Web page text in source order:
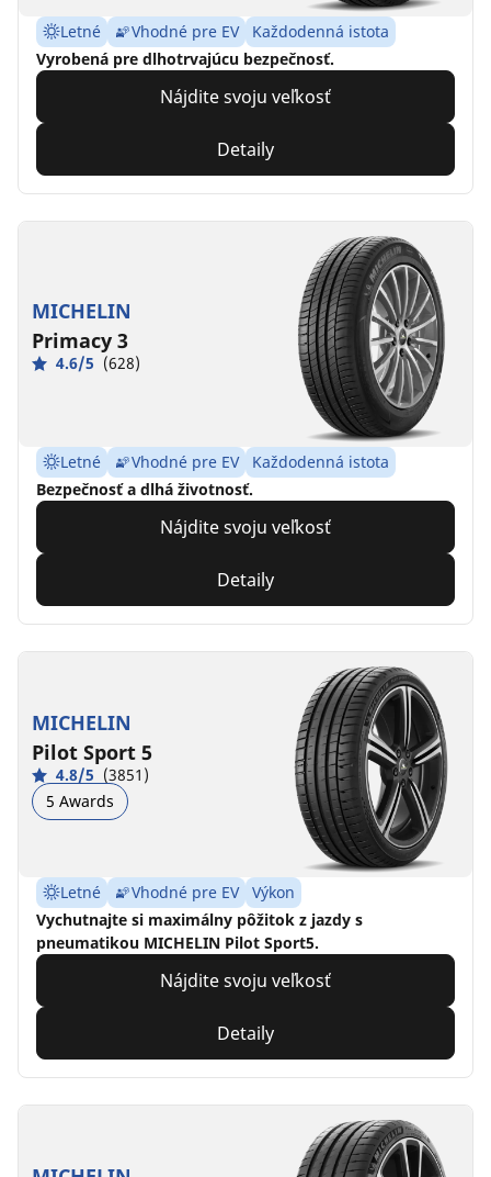
Letné Vhodné pre EV
Každodenná istota
Vyrobená pre dlhotrvajúcu bezpečnosť.
Nájdite svoju veľkosť
Detaily
MICHELIN
Primacy 3
4.6/5 (628)
Letné Vhodné pre EV
Každodenná istota
Bezpečnosť a dlhá životnosť.
Nájdite svoju veľkosť
Detaily
MICHELIN
Pilot Sport 5
4.8/5 (3851)
5 Awards
Letné Vhodné pre EV
Výkon
Vychutnajte si maximálny pôžitok z jazdy s
pneumatikou MICHELIN Pilot Sport5.
Nájdite svoju veľkosť
Detaily